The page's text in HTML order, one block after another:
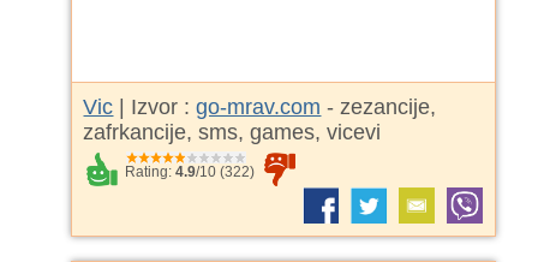
Vic | Izvor :go-mrav.com - zezancije,
zafrkancije, sms, games, vicevi
Rating:4.9/10 (322)